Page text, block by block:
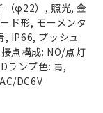
（φ22）, 照光, 金
ド形, モーメンタ
, IP66, プッシュ
点構成: NO/点灯
ランプ色: 青,
DC6V